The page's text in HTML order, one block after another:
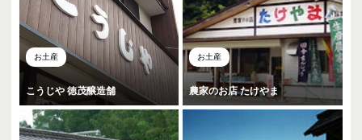
お土産
こうじや 徳茂醸造舗
お土産
農家のお店 たけやま